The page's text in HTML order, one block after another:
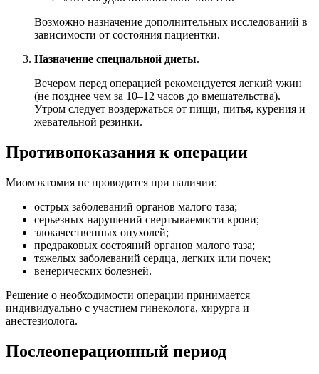
Возможно назначение дополнительных исследований в
зависимости от состояния пациентки.
Назначение специальной диеты.
Вечером перед операцией рекомендуется легкий ужин
(не позднее чем за 10–12 часов до вмешательства).
Утром следует воздержаться от пищи, питья, курения и
жевательной резинки.
Противопоказания к операции
Миомэктомия не проводится при наличии:
острых заболеваний органов малого таза;
серьезных нарушений свертываемости крови;
злокачественных опухолей;
предраковых состояний органов малого таза;
тяжелых заболеваний сердца, легких или почек;
венерических болезней.
Решение о необходимости операции принимается
индивидуально с участием гинеколога, хирурга и
анестезиолога.
Послеоперационный период